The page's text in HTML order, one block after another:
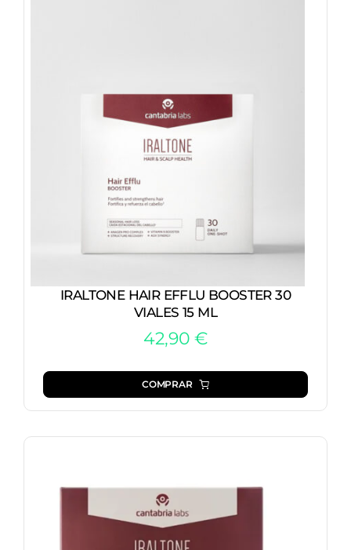
IRALTONE HAIR EFFLU BOOSTER 30
VIALES 15 ML
42,90€
COMPRAR